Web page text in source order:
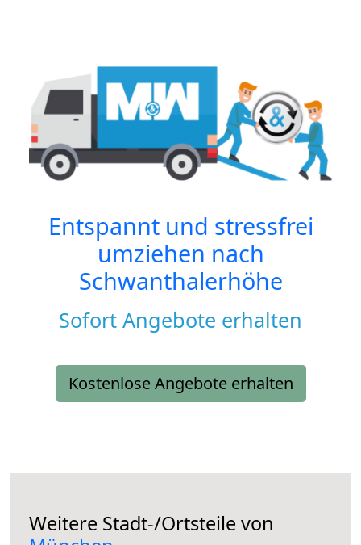
Entspannt und stressfrei
umziehen nach
Schwanthalerhöhe
Sofort Angebote erhalten
Kostenlose Angebote erhalten
Weitere Stadt-/Ortsteile von